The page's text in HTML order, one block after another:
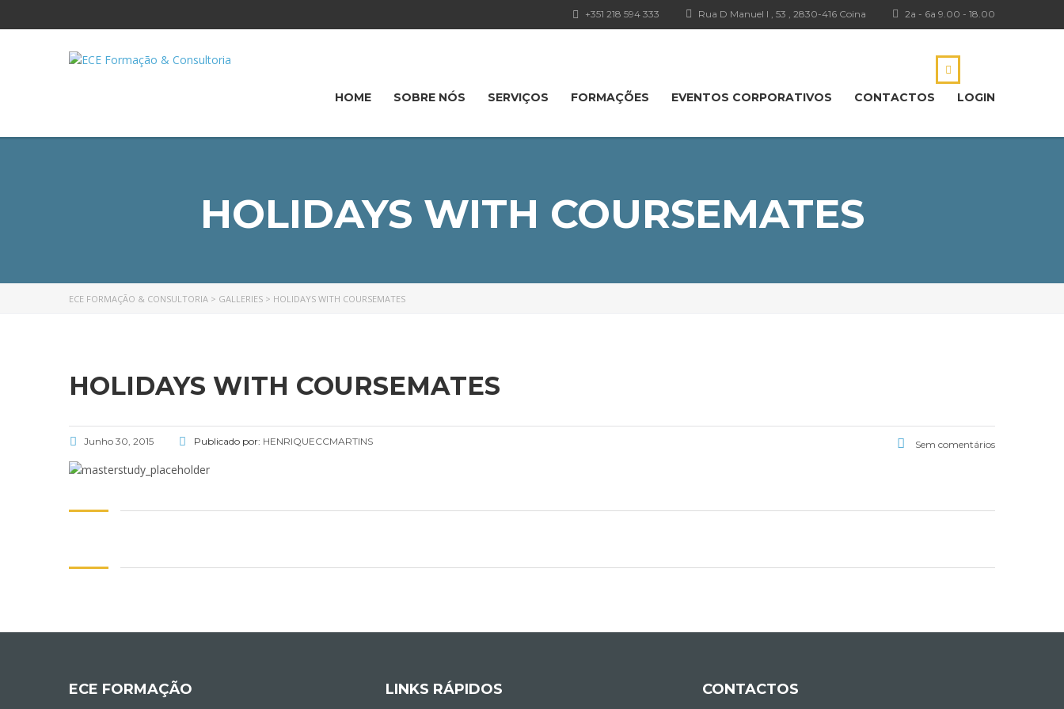
2a - 6a 9.00 - 18.00
Rua D Manuel I , 53 , 2830-416 Coina
+351 218 594 333
HOME SOBRE NÓS SERVIÇOS FORMAÇÕES EVENTOS CORPORATIVOS CONTACTOS LOGIN
HOLIDAYS WITH COURSEMATES
ECE FORMAÇÃO & CONSULTORIA > GALLERIES > HOLIDAYS WITH COURSEMATES
HOLIDAYS WITH COURSEMATES
Junho 30, 2015 Publicado por: HENRIQUECCMARTINS Sem comentários
ECE FORMAÇÃO LINKS RÁPIDOS CONTACTOS